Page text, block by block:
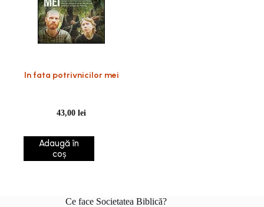
In fata potrivnicilor mei
43,00lei
Adaugă în
coș
Ce face Societatea Biblică?